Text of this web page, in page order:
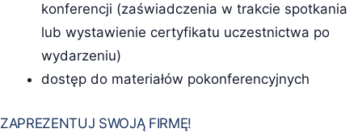
konferencji (zaświadczenia w trakcie spotkania
lub wystawienie certyfikatu uczestnictwa po
wydarzeniu)
dostęp do materiałów pokonferencyjnych
ZAPREZENTUJ SWOJĄ FIRMĘ!